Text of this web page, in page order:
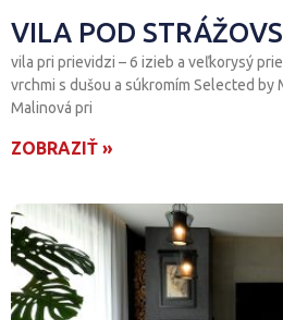
Je teraz správny čas na kúpu
Manuál makléra
VILA POD
vila pri prievidzi – 6 izieb a veľkorysý
vrchmi s dušou a súkromím Selected by
Malinová pri
ZOBRAZIŤ »